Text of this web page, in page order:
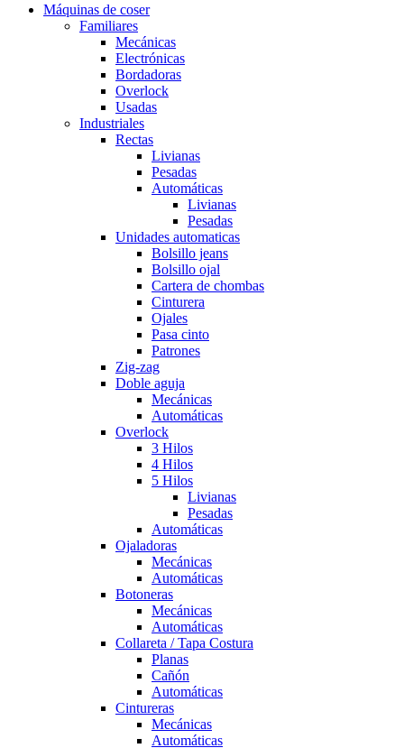
Máquinas de coser
Familiares
Mecánicas
Electrónicas
Bordadoras
Overlock
Usadas
Industriales
Rectas
Livianas
Pesadas
Automáticas
Livianas
Pesadas
Unidades automaticas
Bolsillo jeans
Bolsillo ojal
Cartera de chombas
Cinturera
Ojales
Pasa cinto
Patrones
Zig-zag
Doble aguja
Mecánicas
Automáticas
Overlock
3 Hilos
4 Hilos
5 Hilos
Livianas
Pesadas
Automáticas
Ojaladoras
Mecánicas
Automáticas
Botoneras
Mecánicas
Automáticas
Collareta / Tapa Costura
Planas
Cañón
Automáticas
Cintureras
Mecánicas
Automáticas